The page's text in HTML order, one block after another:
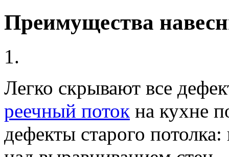
Преимущества
1.
Легко скрывают все
реечный поток на кухне
дефекты старого